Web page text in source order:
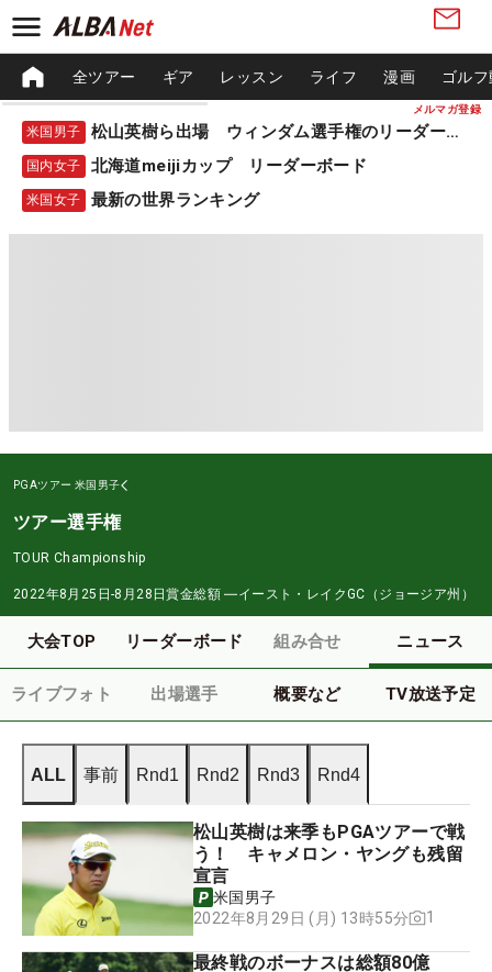
メルマガ登録
全ツアー ギア レッスン ライフ 漫画 ゴル
米国男子 松山英樹ら出場 ウィンダム選手権のリーダーボード
国内女子 北海道meijiカップ リーダーボード
米国女子 最新の世界ランキング
PGAツアー 米国男子
ツアー選手権
TOUR Championship
2022年8月25日-8月28日賞金総額 ―イースト・レイクGC（ジョージア州）
大会TOP リーダーボード 組み合せ ニュース
ライブフォト 出場選手 概要など TV放送予定
ALL 事前 Rnd1 Rnd2 Rnd3 Rnd4
松山英樹は来季もPGAツアーで戦
う！ キャメロン・ヤングも残留
宣言
米国男子
2022年8月29日 (月) 13時55分
1
最終戦のボーナスは総額80億